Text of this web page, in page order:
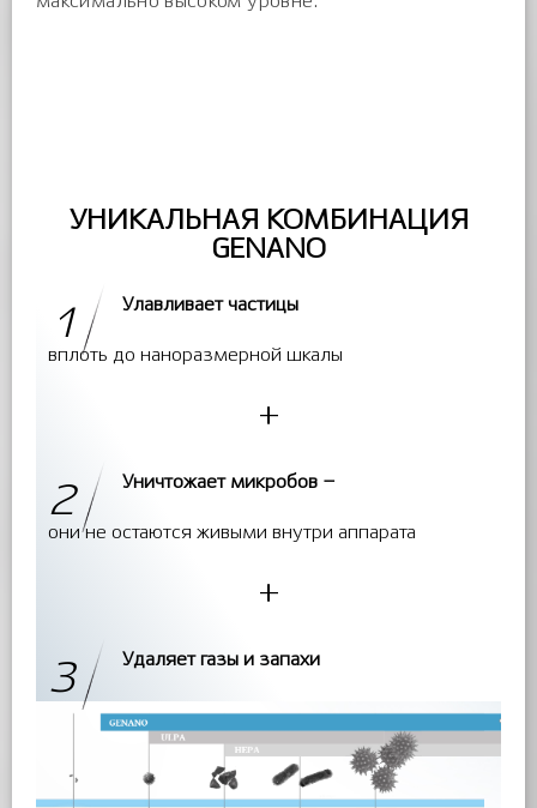
УНИКАЛЬНАЯ КОМБИНАЦИЯ
GENANO
1
Улавливает частицы
вплоть до наноразмерной шкалы
+
2
Уничтожает микробов –
они не остаются живыми внутри аппарата
+
3
Удаляет газы и запахи